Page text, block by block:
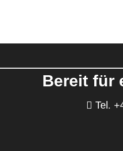
Bereit für
Tel.